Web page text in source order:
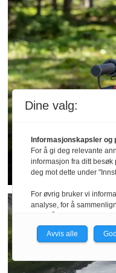
– Jeg vil
Dine valg:
Informasjonskapsler og
For å gi deg relevante
informasjon fra ditt besøk
deg mot dette under
For øvrig bruker vi
analyse, for å
personvernerklæring.
du få relevante annonser
nettverket basert på
Avvis alle